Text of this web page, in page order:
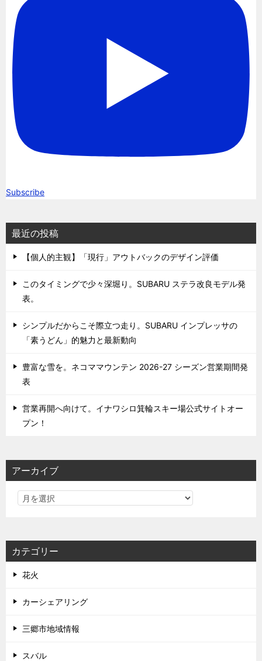
Subscribe
最近の投稿
【個人的主観】「現行」アウトバックのデザイン評価
このタイミングで少々深堀り。SUBARU ステラ改良モデル発
表。
シンプルだからこそ際立つ走り。SUBARU インプレッサの
「素うどん」的魅力と最新動向
豊富な雪を。ネコママウンテン 2026-27 シーズン営業期間発
表
営業再開へ向けて。イナワシロ箕輪スキー場公式サイトオー
プン！
アーカイブ
カテゴリー
花火
カーシェアリング
三郷市地域情報
スバル